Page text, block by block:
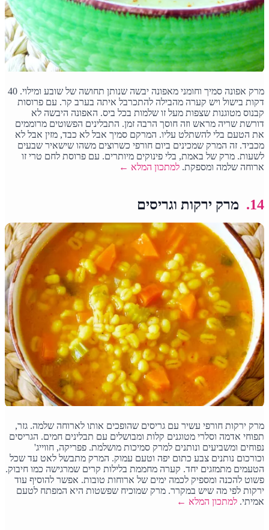
מרק אפונה סמיך וחומני מאפונה יבשה שנותן תחושה של שובע ומילוי. 40
דקות בישול ויש קערה מהבילה להתכרבל איתה בערב קר. עם פרוסות
קבנוס מטוגנות שצפות מעל זו שלמות בכל ביס. האפונה היבשה לא
דורשת שריה מראש וזה חוסך הרבה זמן. התבלינים הפשוטים מרוממים
את הטעם בלי להשתלט עליו. המרקם סמיך אבל לא כבד, מזין אבל לא
מכביד. זה המרק שמכינים ביום חורפי כשרוצים משהו שישאיר שבעים
לשעות. מרק של באמת, בלי פינוקים מיותרים. עם פרוסת לחם טרי זו
ארוחה שלמה ומספקת.למתכון המלא ←
14. מרק ירקות וגריסים
מרק ירקות חורפי עשיר עם גריסים שהופכים אותו לארוחה שלמה. גזר,
תפוחי אדמה וסלרי מטוגנים קלות ומבושלים עם תבלינים חמים. הגריסים
נפוחים ומשביעים ונותנים למרק סמיכות מושלמת. פפריקה, חווייג'
וכורכום נותנים צבע כתום יפה וטעם עמוק. המרק מתבשל לאט עד שכל
הטעמים מתמזגים יחד. קערה מחממת בלילות קרים שמרגישה כמו חיבוק.
פשוט להכנה ומספיק לכמה ימים של ארוחות טובות. אפשר להוסיף עוד
ירקות לפי מה שיש במקרר. מרק שמוכיח שפשטות היא המפתח לטעם
אמיתי.למתכון המלא ←